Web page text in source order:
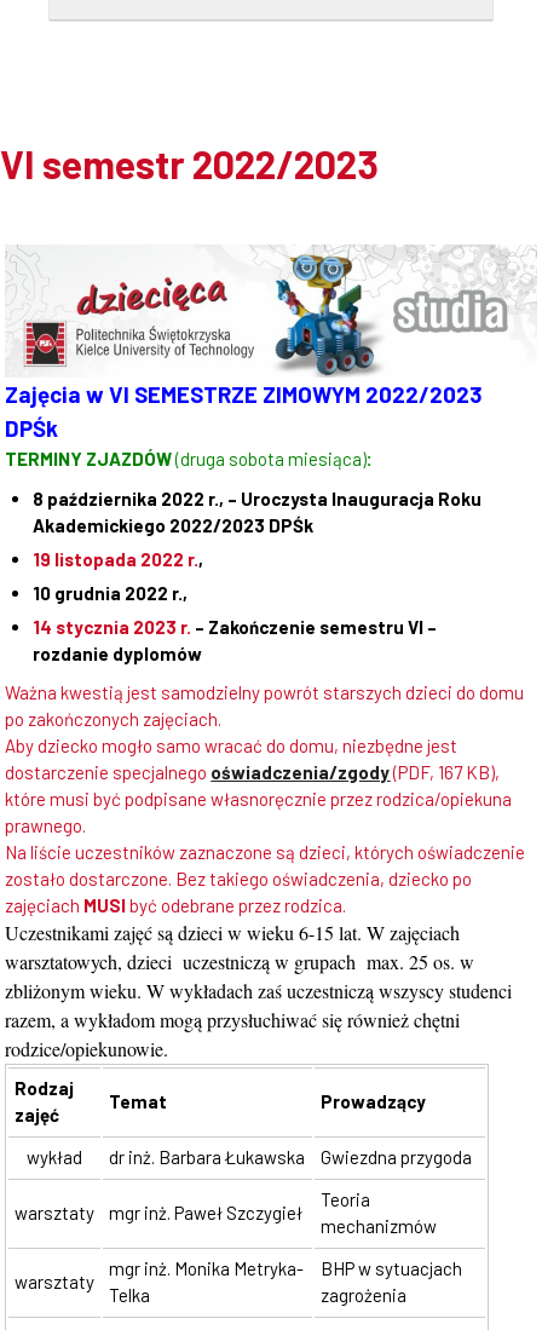
VI semestr 2022/2023
Zajęcia w VI SEMESTRZE ZIMOWYM 2022/2023
DPŚk
TERMINY ZJAZDÓW(druga sobota miesiąca):
8 października 2022 r., – Uroczysta Inauguracja Roku
Akademickiego 2022/2023 DPŚk
19 listopada 2022 r.,
10 grudnia 2022 r.,
14 stycznia 2023 r. – Zakończenie semestru VI –
rozdanie dyplomów
Ważna kwestią jest samodzielny powrót starszych dzieci do domu
po zakończonych zajęciach.
Aby dziecko mogło samo wracać do domu, niezbędne jest
dostarczenie specjalnego oświadczenia/zgody(PDF, 167 KB),
które musi być podpisane własnoręcznie przez rodzica/opiekuna
prawnego.
Na liście uczestników zaznaczone są dzieci, których oświadczenie
zostało dostarczone. Bez takiego oświadczenia, dziecko po
zajęciach MUSIbyć odebrane przez rodzica.
Uczestnikami zajęć są dzieci w wieku 6-15 lat. W zajęciach
warsztatowych, dzieci uczestniczą w grupach max. 25 os. w
zbliżonym wieku. W wykładach zaś uczestniczą wszyscy studenci
razem, a wykładom mogą przysłuchiwać się również chętni
rodzice/opiekunowie.
Rodzaj
zajęć
Temat Prowadzący
wykład dr inż. Barbara Łukawska Gwiezdna przygoda
warsztaty mgr inż. Paweł Szczygieł
Teoria
mechanizmów
warsztaty
mgr inż. Monika Metryka-
Telka
BHP w sytuacjach
zagrożenia